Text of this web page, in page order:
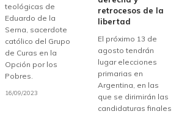
teológicas de
Eduardo de la
Serna, sacerdote
católico del Grupo
de Curas en la
Opción por los
Pobres.
16/09/2023
retrocesos de la
libertad
El próximo 13 de
agosto tendrán
lugar elecciones
primarias en
Argentina, en las
que se dirimirán las
candidaturas finales